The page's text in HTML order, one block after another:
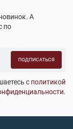
А
по
ПОДПИСАТЬСЯ
с политикой
.